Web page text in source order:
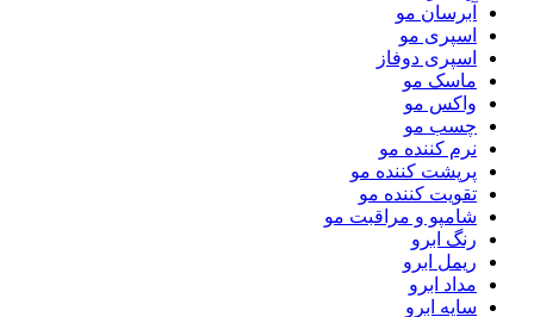
آبرسان مو
اسپری مو
اسپری دوفاز
ماسک مو
واکس مو
چسب مو
نرم کننده مو
پرپشت کننده مو
تقویت کننده مو
شامپو و مراقبت مو
رنگ ابرو
ریمل ابرو
مداد ابرو
سایه ابرو